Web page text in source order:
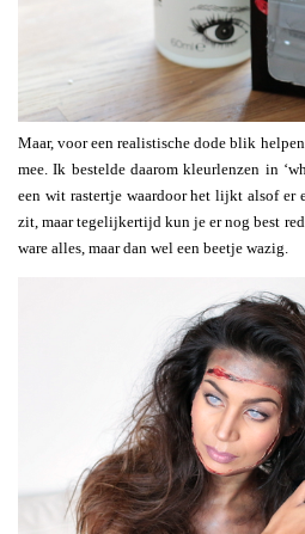
Maar, voor een realistische dode blik
mee. Ik bestelde daarom kleurlenzen in
een wit rastertje waardoor het lijkt alsof er
zit, maar tegelijkertijd kun je er nog best
ware alles, maar dan wel een beetje wazig.